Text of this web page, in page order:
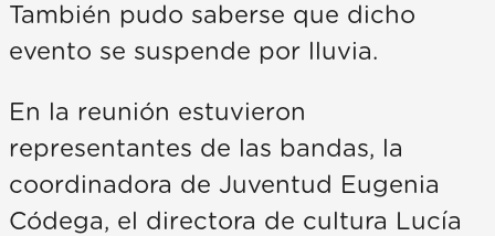
También pudo saberse que dicho
evento se suspende por lluvia.
En la reunión estuvieron
representantes de las bandas, la
coordinadora de Juventud Eugenia
Códega, el directora de cultura Lucía